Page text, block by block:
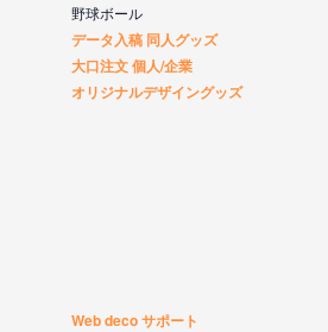
野球ボール
データ入稿 同人グッズ
大口注文 個人/企業
オリジナルデザイングッズ
Web deco サポート